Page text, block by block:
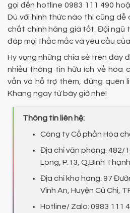
gọi đến hotline 0983 111 490
Dù với hình thức nào thì cũng
chất chính hãng giá tốt. Đội ngũ
đáp mọi thắc mắc và yêu cầu
Hy vọng những chia sẻ trên đây
nhiều thông tin hữu ích về hóa
vấn và hỗ trợ thêm, đừng quên
Khang ngay từ bây giờ nhé!
Thông tin liên hệ:
Công ty Cổ phần Hóa
Địa chỉ văn phòng: 482/
Long, P.13, Q.Bình
Địa chỉ kho hàng: 97
Vĩnh An, Huyện Củ Chi,
Hotline/ Zalo: 0983 111